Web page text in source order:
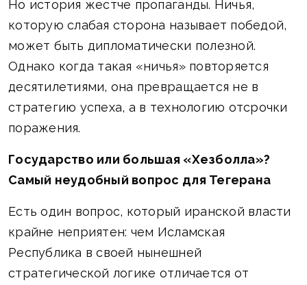
Но история жестче пропаганды. Ничья,
которую слабая сторона называет победой,
может быть дипломатически полезной.
Однако когда такая «ничья» повторяется
десятилетиями, она превращается не в
стратегию успеха, а в технологию отсрочки
поражения.
Государство или большая «Хезболла»?
Самый неудобный вопрос для Тегерана
Есть один вопрос, который иранской власти
крайне неприятен: чем Исламская
Республика в своей нынешней
стратегической логике отличается от